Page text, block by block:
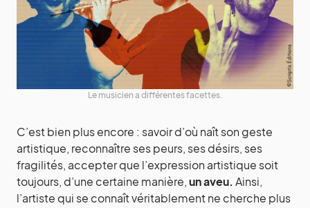
Le musicien a différentes facettes.
C’est bien plus encore : savoir d’où naît son geste
artistique, reconnaître ses peurs, ses désirs, ses
fragilités, accepter que l’expression artistique soit
toujours, d’une certaine manière,un aveu. Ainsi,
l’artiste qui se connaît véritablement ne cherche plus